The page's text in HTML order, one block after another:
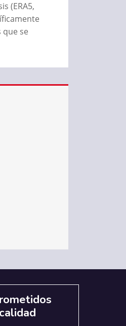
(ERA5,
se